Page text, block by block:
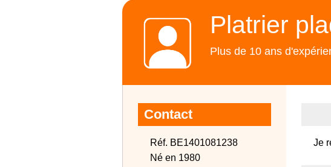
Platrier
Plus de 10 ans
Contact
Réf. BE1401081238
Né en 1980
Je